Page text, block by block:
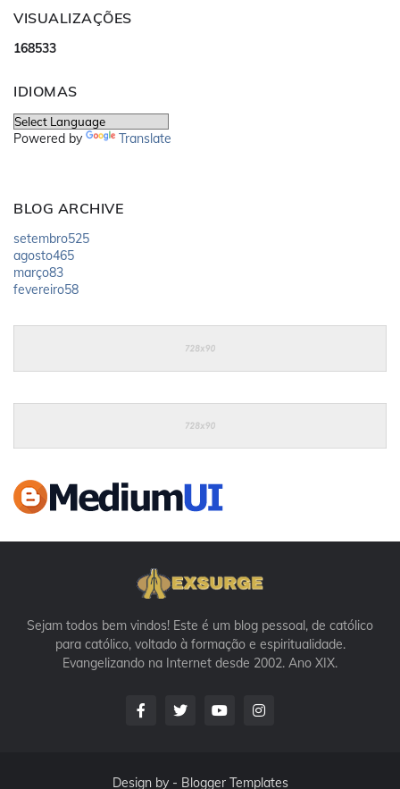
VISUALIZAÇÕES
168533
IDIOMAS
Powered by Translate
BLOG ARCHIVE
setembro525
agosto465
março83
fevereiro58
Sejam todos bem vindos! Este é um blog pessoal, de católico
para católico, voltado à formação e espiritualidade.
Evangelizando na Internet desde 2002. Ano XIX.
Design by - Blogger Templates